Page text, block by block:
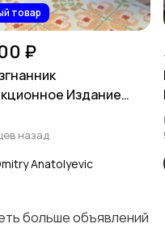
товар
₽
Издание
назад
Anatolyevic
больше объявлений